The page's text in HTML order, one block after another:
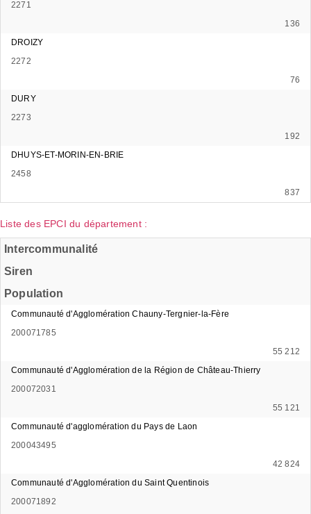
2271
136
DROIZY
2272
76
DURY
2273
192
DHUYS-ET-MORIN-EN-BRIE
2458
837
Liste des EPCI du département :
Intercommunalité
Siren
Population
Communauté d'Agglomération Chauny-Tergnier-la-Fère
200071785
55 212
Communauté d'Agglomération de la Région de Château-Thierry
200072031
55 121
Communauté d'agglomération du Pays de Laon
200043495
42 824
Communauté d'Agglomération du Saint Quentinois
200071892